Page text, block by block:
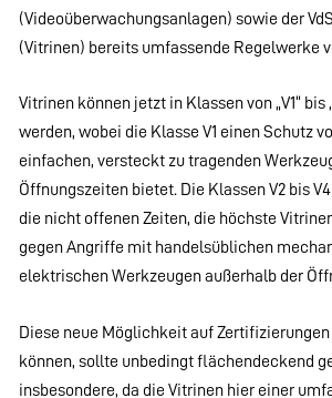
(Videoüberwachungsanlagen) sowie der
(Vitrinen) bereits umfassende Regelwerke
Vitrinen können jetzt in Klassen von „V1“ bis
werden, wobei die Klasse V1 einen Schutz
einfachen, versteckt zu tragenden
Öffnungszeiten bietet. Die Klassen V2 bis
die nicht offenen Zeiten, die höchste
gegen Angriffe mit handelsüblichen
elektrischen Werkzeugen außerhalb der
Diese neue Möglichkeit auf
können, sollte unbedingt flächendeckend
insbesondere, da die Vitrinen hier einer